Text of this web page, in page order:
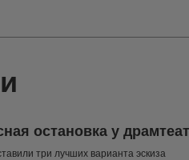
остановка у
три лучших варианта эскиза